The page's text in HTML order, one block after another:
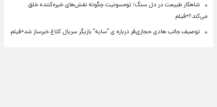
شاهکار طبیعت در دل سنگ؛ تومسونیت چگونه نقش‌های خیره‌کننده خلق
می‌کند؟+فیلم
توصیف جالب هادی حجازی‌فر درباره ی "سایه" بازیگر سریال کلاغ خبرساز شد+فیلم